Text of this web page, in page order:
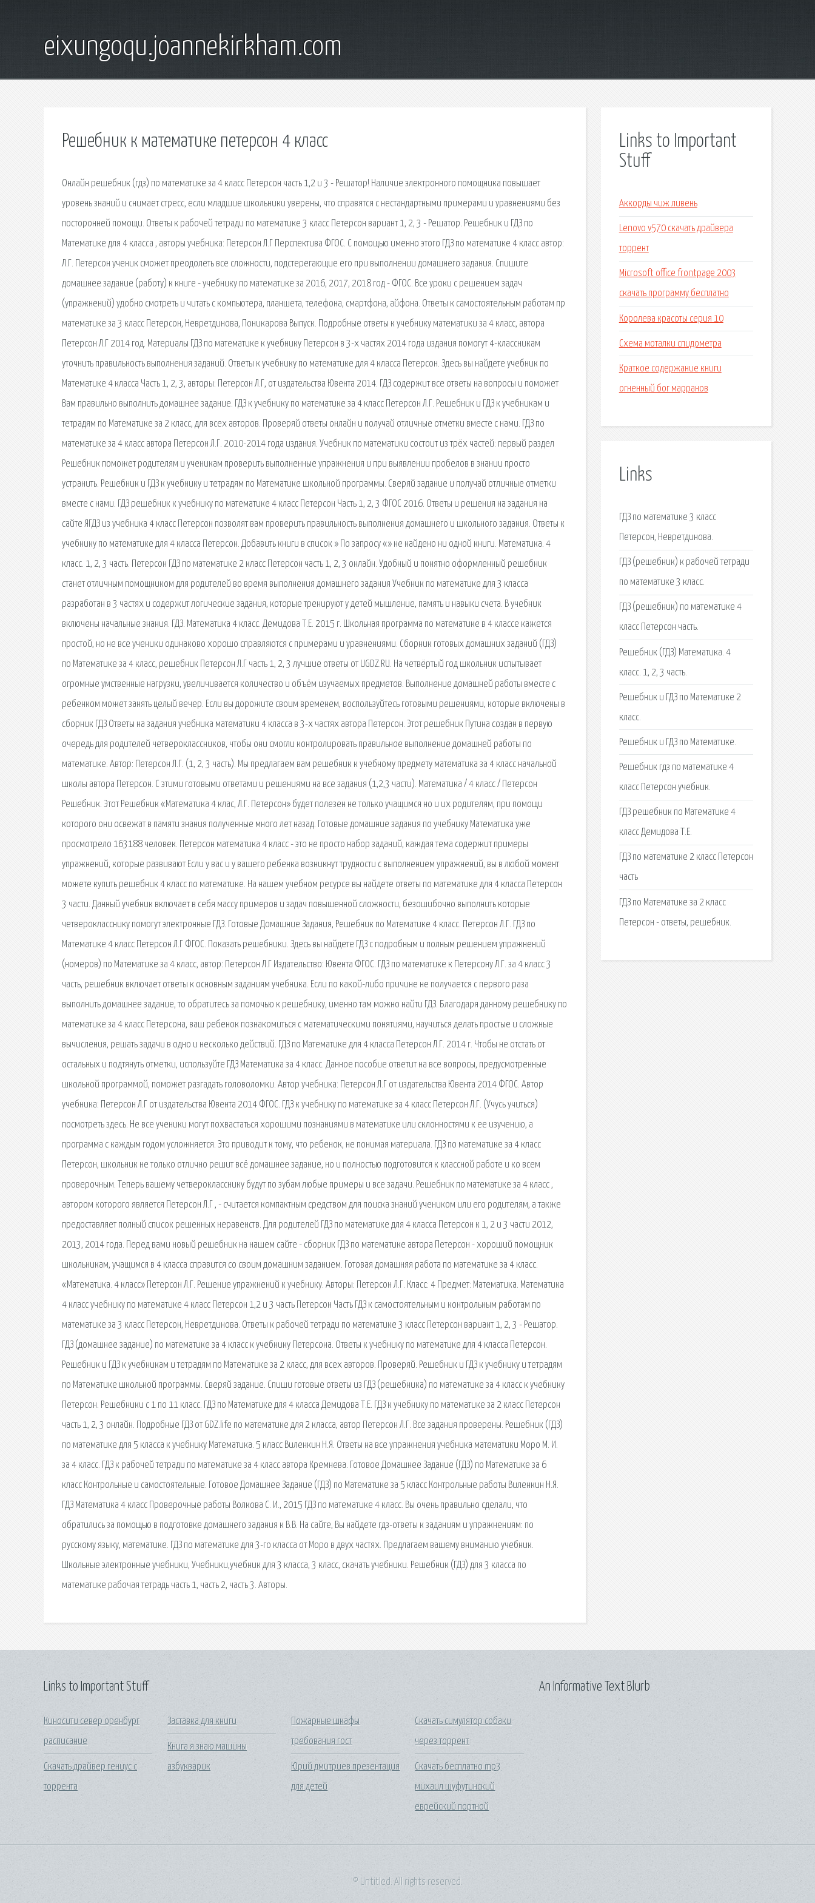
eixungoqu.joannekirkham.com
Решебник к математике петерсон 4 класс
Онлайн решебник (гдз) по математике за 4 класс Петерсон часть 1,2 и 3 - Решатор! Наличие электронного помощника повышает
уровень знаний и снимает стресс, если младшие школьники уверены, что справятся с нестандартными примерами и уравнениями без
посторонней помощи. Ответы к рабочей тетради по математике 3 класс Петерсон вариант 1, 2, 3 - Решатор. Решебник и ГДЗ по
Математике для 4 класса , авторы учебника: Петерсон Л.Г Перспектива ФГОС. С помощью именно этого ГДЗ по математике 4 класс автор:
Л.Г. Петерсон ученик сможет преодолеть все сложности, подстерегающие его при выполнении домашнего задания. Спишите
домашнее задание (работу) к книге - учебнику по математике за 2016, 2017, 2018 год - ФГОС. Все уроки с решением задач
(упражнений) удобно смотреть и читать с компьютера, планшета, телефона, смартфона, айфона. Ответы к самостоятельным работам пр
математике за 3 класс Петерсон, Невретдинова, Поникарова Выпуск. Подробные ответы к учебнику математики за 4 класс, автора
Петерсон Л.Г 2014 год. Материалы ГДЗ по математике к учебнику Петерсон в 3-х частях 2014 года издания помогут 4-классникам
уточнить правильность выполнения заданий. Ответы к учебнику по математике для 4 класса Петерсон. Здесь вы найдете учебник по
Математике 4 класса Часть 1, 2, 3, авторы: Петерсон Л.Г, от издательства Ювента 2014. ГДЗ содержит все ответы на вопросы и поможет
Вам правильно выполнить домашнее задание. ГДЗ к учебнику по математике за 4 класс Петерсон Л.Г. Решебник и ГДЗ к учебникам и
тетрадям по Математике за 2 класс, для всех авторов. Проверяй ответы онлайн и получай отличные отметки вместе с нами. ГДЗ по
математике за 4 класс автора Петерсон Л.Г. 2010-2014 года издания. Учебник по математики состоит из трёх частей: первый раздел
Решебник поможет родителям и ученикам проверить выполненные упражнения и при выявлении пробелов в знании просто
устранить. Решебник и ГДЗ к учебнику и тетрадям по Математике школьной программы. Сверяй задание и получай отличные отметки
вместе с нами. ГДЗ решебник к учебнику по математике 4 класс Петерсон Часть 1, 2, 3 ФГОС 2016. Ответы и решения на задания на
сайте ЯГДЗ из учебника 4 класс Петерсон позволят вам проверить правильность выполнения домашнего и школьного задания. Ответы к
учебнику по математике для 4 класса Петерсон. Добавить книги в список » По запросу «» не найдено ни одной книги. Математика. 4
класс. 1, 2, 3 часть. Петерсон ГДЗ по математике 2 класс Петерсон часть 1, 2, 3 онлайн. Удобный и понятно оформленный решебник
станет отличным помощником для родителей во время выполнения домашнего задания Учебник по математике для 3 класса
разработан в 3 частях и содержит логические задания, которые тренируют у детей мышление, память и навыки счета. В учебник
включены начальные знания. ГДЗ. Математика 4 класс. Демидова Т.Е. 2015 г. Школьная программа по математике в 4 классе кажется
простой, но не все ученики одинаково хорошо справляются с примерами и уравнениями. Сборник готовых домашних заданий (ГДЗ)
по Математике за 4 класс, решебник Петерсон Л.Г часть 1, 2, 3 лучшие ответы от UGDZ.RU. На четвёртый год школьник испытывает
огромные умственные нагрузки, увеличивается количество и объём изучаемых предметов. Выполнение домашней работы вместе с
ребенком может занять целый вечер. Если вы дорожите своим временем, воспользуйтесь готовыми решениями, которые включены в
сборник ГДЗ Ответы на задания учебника математики 4 класса в 3-х частях автора Петерсон. Этот решебник Путина создан в первую
очередь для родителей четвероклассников, чтобы они смогли контролировать правильное выполнение домашней работы по
математике. Автор: Петерсон Л.Г. (1, 2, 3 часть). Мы предлагаем вам решебник к учебному предмету математика за 4 класс начальной
школы автора Петерсон. С этими готовыми ответами и решениями на все задания (1,2,3 части). Математика / 4 класс / Петерсон
Решебник. Этот Решебник «Математика 4 клас, Л.Г. Петерсон» будет полезен не только учащимся но и их родителям, при помощи
которого они освежат в памяти знания полученные много лет назад. Готовые домашние задания по учебнику Математика уже
просмотрело 163188 человек. Петерсон математика 4 класс - это не просто набор заданий, каждая тема содержит примеры
упражнений, которые развивают Если у вас и у вашего ребенка возникнут трудности с выполнением упражнений, вы в любой момент
можете купить решебник 4 класс по математике. На нашем учебном ресурсе вы найдете ответы по математике для 4 класса Петерсон
3 части. Данный учебник включает в себя массу примеров и задач повышенной сложности, безошибочно выполнить которые
четверокласснику помогут электронные ГДЗ. Готовые Домашние Задания, Решебник по Математике 4 класс. Петерсон Л.Г. ГДЗ по
Математике 4 класс Петерсон Л.Г ФГОС. Показать решебники. Здесь вы найдете ГДЗ с подробным и полным решением упражнений
(номеров) по Математике за 4 класс, автор: Петерсон Л.Г Издательство: Ювента ФГОС. ГДЗ по математике к Петерсону Л.Г. за 4 класс 3
часть, решебник включает ответы к основным заданиям учебника. Если по какой-либо причине не получается с первого раза
выполнить домашнее задание, то обратитесь за помочью к решебнику, именно там можно найти ГДЗ. Благодаря данному решебнику по
математике за 4 класс Петерсона, ваш ребенок познакомиться с математическими понятиями, научиться делать простые и сложные
вычисления, решать задачи в одно и несколько действий. ГДЗ по Математике для 4 класса Петерсон Л.Г. 2014 г. Чтобы не отстать от
остальных и подтянуть отметки, используйте ГДЗ Математика за 4 класс. Данное пособие ответит на все вопросы, предусмотренные
школьной программой, поможет разгадать головоломки. Автор учебника: Петерсон Л.Г от издательства Ювента 2014 ФГОС. Автор
учебника: Петерсон Л.Г от издательства Ювента 2014 ФГОС. ГДЗ к учебнику по математике за 4 класс Петерсон Л.Г. (Учусь учиться)
посмотреть здесь. Не все ученики могут похвастаться хорошими познаниями в математике или склонностями к ее изучению, а
программа с каждым годом усложняется. Это приводит к тому, что ребенок, не понимая материала. ГДЗ по математике за 4 класс
Петерсон, школьник не только отлично решит всё домашнее задание, но и полностью подготовится к классной работе и ко всем
проверочным. Теперь вашему четверокласснику будут по зубам любые примеры и все задачи. Решебник по математике за 4 класс ,
автором которого является Петерсон Л.Г , - считается компактным средством для поиска знаний учеником или его родителям, а также
предоставляет полный список решенных неравенств. Для родителей ГДЗ по математике для 4 класса Петерсон к 1, 2 и 3 части 2012,
2013, 2014 года. Перед вами новый решебник на нашем сайте - сборник ГДЗ по математике автора Петерсон - хороший помощник
школьникам, учащимся в 4 класса справится со своим домашним заданием. Готовая домашняя работа по математике за 4 класс.
«Математика. 4 класс» Петерсон Л.Г. Решение упражнений к учебнику. Авторы: Петерсон Л.Г. Класс: 4 Предмет: Математика. Математика
4 класс учебнику по математике 4 класс Петерсон 1,2 и 3 часть Петерсон Часть ГДЗ к самостоятельным и контрольным работам по
математике за 3 класс Петерсон, Невретдинова. Ответы к рабочей тетради по математике 3 класс Петерсон вариант 1, 2, 3 - Решатор.
ГДЗ (домашнее задание) по математике за 4 класс к учебнику Петерсона. Ответы к учебнику по математике для 4 класса Петерсон.
Решебник и ГДЗ к учебникам и тетрадям по Математике за 2 класс, для всех авторов. Проверяй. Решебник и ГДЗ к учебнику и тетрадям
по Математике школьной программы. Сверяй задание. Спиши готовые ответы из ГДЗ (решебника) по математике за 4 класс к учебнику
Петерсон. Решебники с 1 по 11 класс. ГДЗ по Математике для 4 класса Демидова Т.Е. ГДЗ к учебнику по математике за 2 класс Петерсон
часть 1, 2, 3 онлайн. Подробные ГДЗ от GDZ.life по математике для 2 класса, автор Петерсон Л.Г. Все задания проверены. Решебник (ГДЗ)
по математике для 5 класса к учебнику Математика. 5 класс Виленкин Н.Я. Ответы на все упражнения учебника математики Моро М. И.
за 4 класс. ГДЗ к рабочей тетради по математике за 4 класс автора Кремнева. Готовое Домашнее Задание (ГДЗ) по Математике за 6
класс Контрольные и самостоятельные. Готовое Домашнее Задание (ГДЗ) по Математике за 5 класс Контрольные работы Виленкин Н.Я.
ГДЗ Математика 4 класс Проверочные работы Волкова С. И., 2015 ГДЗ по математике 4 класс. Вы очень правильно сделали, что
обратились за помощью в подготовке домашнего задания к В.В. На сайте, Вы найдете гдз-ответы к заданиям и упражнениям: по
русскому языку, математике. ГДЗ по математике для 3-го класса от Моро в двух частях. Предлагаем вашему вниманию учебник.
Школьные электронные учебники, Учебники,учебник для 3 класса, 3 класс, скачать учебники. Решебник (ГДЗ) для 3 класса по
математике рабочая тетрадь часть 1, часть 2, часть 3. Авторы.
Links to Important
Stuff
Аккорды чиж ливень
Lenovo v570 скачать драйвера
торрент
Microsoft office frontpage 2003
скачать программу бесплатно
Королева красоты серия 10
Схема моталки спидометра
Краткое содержание книги
огненный бог марранов
Links
ГДЗ по математике 3 класс
Петерсон, Невретдинова.
ГДЗ (решебник) к рабочей тетради
по математике 3 класс.
ГДЗ (решебник) по математике 4
класс Петерсон часть.
Решебник (ГДЗ) Математика. 4
класс. 1, 2, 3 часть.
Решебник и ГДЗ по Математике 2
класс.
Решебник и ГДЗ по Математике.
Решебник гдз по математике 4
класс Петерсон учебник.
ГДЗ решебник по Математике 4
класс Демидова Т.Е.
ГДЗ по математике 2 класс Петерсон
часть
ГДЗ по Математике за 2 класс
Петерсон - ответы, решебник.
Links to Important Stuff
Киносити север оренбург
расписание
Скачать драйвер гениус с
торрента
Заставка для книги
Книга я знаю машины
азбукварик
Пожарные шкафы
требования гост
Юрий дмитриев презентация
для детей
Скачать симулятор собаки
через торрент
Скачать бесплатно mp3
михаил шуфутинский
еврейский портной
An Informative Text Blurb
© Untitled. All rights reserved.